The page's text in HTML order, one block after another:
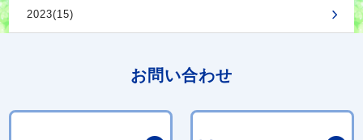
2023(15)
お問い合わせ